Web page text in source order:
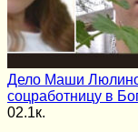
Дело Маши
соцработницу в
02.1к.